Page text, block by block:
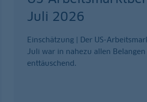
Juli 2026
Einschätzung | Der US-
Juli war in nahezu allen Belangen
enttäuschend.